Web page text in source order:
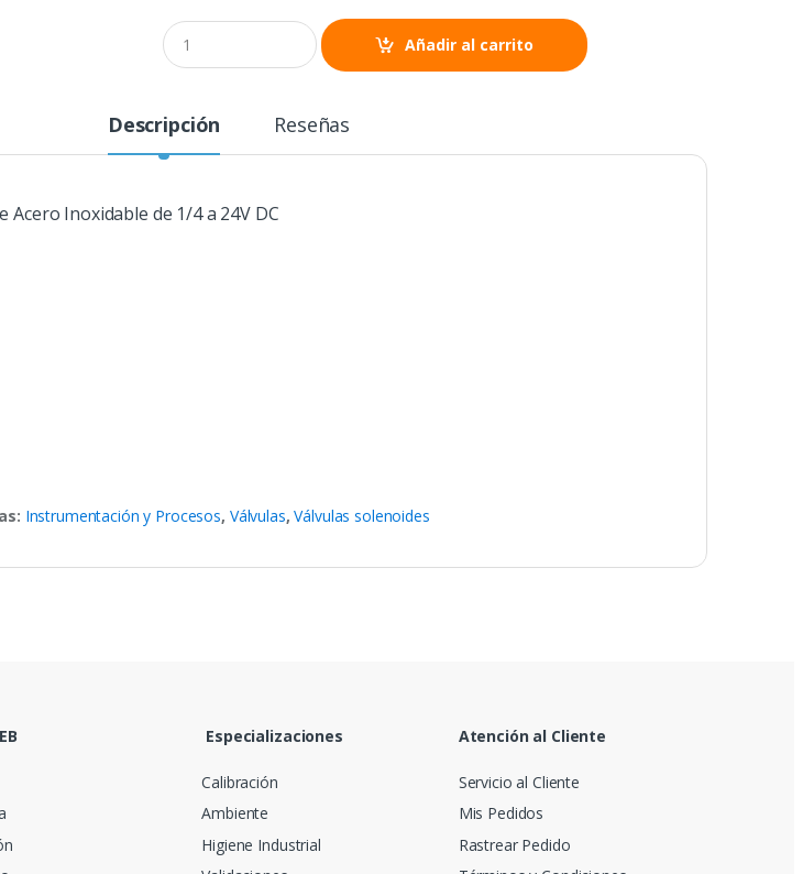
C
a
n
d
Añadir al carrito
Descripción Reseñas
Acero Inoxidable de 1/4 a 24V DC
Instrumentación y Procesos, Válvulas,Válvulas solenoides
Especializaciones
Calibración
Ambiente
Higiene Industrial
Atención al Cliente
Servicio al Cliente
Mis Pedidos
Rastrear Pedido